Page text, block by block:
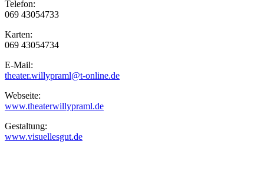
Telefon:
069 43054733
Karten:
069 43054734
E-Mail:
theater.willypraml@t-online.de
Webseite:
www.theaterwillypraml.de
Gestaltung:
www.visuellesgut.de